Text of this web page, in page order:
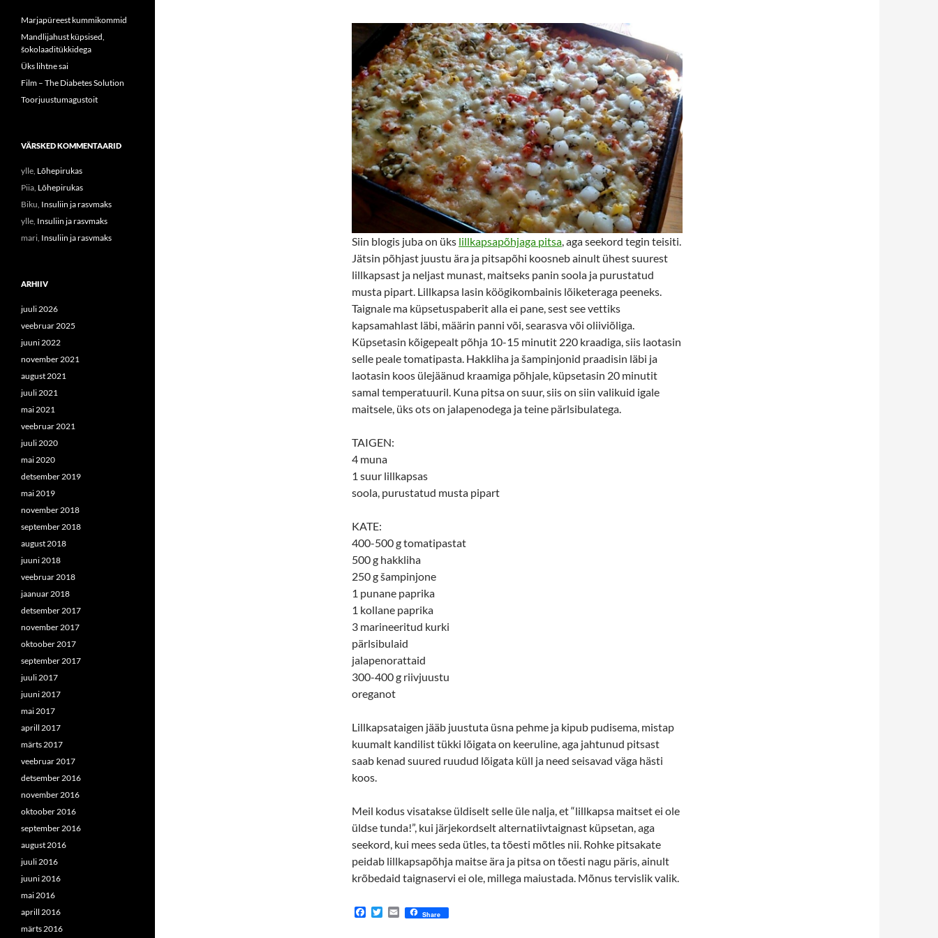
Siin blogis juba on üks lillkapsapõhjaga pitsa, aga seekord tegin teisiti.
Jätsin põhjast juustu ära ja pitsapõhi koosneb ainult ühest suurest
lillkapsast ja neljast munast, maitseks panin soola ja purustatud
musta pipart. Lillkapsa lasin köögikombainis lõiketeraga peeneks.
Taignale ma küpsetuspaberit alla ei pane, sest see vettiks
kapsamahlast läbi, määrin panni või, searasva või oliiviõliga.
Küpsetasin kõigepealt põhja 10-15 minutit 220 kraadiga, siis laotasin
selle peale tomatipasta. Hakkliha ja šampinjonid praadisin läbi ja
laotasin koos ülejäänud kraamiga põhjale, küpsetasin 20 minutit
samal temperatuuril. Kuna pitsa on suur, siis on siin valikuid igale
maitsele, üks ots on jalapenodega ja teine pärlsibulatega.
TAIGEN:
4 muna
1 suur lillkapsas
soola, purustatud musta pipart
KATE:
400-500 g tomatipastat
500 g hakkliha
250 g šampinjone
1 punane paprika
1 kollane paprika
3 marineeritud kurki
pärlsibulaid
jalapenorattaid
300-400 g riivjuustu
oreganot
Lillkapsataigen jääb juustuta üsna pehme ja kipub pudisema, mistap
kuumalt kandilist tükki lõigata on keeruline, aga jahtunud pitsast
saab kenad suured ruudud lõigata küll ja need seisavad väga hästi
koos.
Meil kodus visatakse üldiselt selle üle nalja, et “lillkapsa maitset ei ole
üldse tunda!”, kui järjekordselt alternatiivtaignast küpsetan, aga
seekord, kui mees seda ütles, ta tõesti mõtles nii. Rohke pitsakate
peidab lillkapsapõhja maitse ära ja pitsa on tõesti nagu päris, ainult
krõbedaid taignaservi ei ole, millega maiustada. Mõnus tervislik valik.
F
T
E
m
Share
Marjapüreest kummikommid
Mandlijahust küpsised,
šokolaaditükkidega
Üks lihtne sai
Film – The Diabetes Solution
Toorjuustumagustoit
VÄRSKED KOMMENTAARID
ylle, Lõhepirukas
Piia, Lõhepirukas
Biku, Insuliin ja rasvmaks
ylle, Insuliin ja rasvmaks
mari, Insuliin ja rasvmaks
ARHIIV
juuli 2026
veebruar 2025
juuni 2022
november 2021
august 2021
juuli 2021
mai 2021
veebruar 2021
juuli 2020
mai 2020
detsember 2019
mai 2019
november 2018
september 2018
august 2018
juuni 2018
veebruar 2018
jaanuar 2018
detsember 2017
november 2017
oktoober 2017
september 2017
juuli 2017
juuni 2017
mai 2017
aprill 2017
märts 2017
veebruar 2017
detsember 2016
november 2016
oktoober 2016
september 2016
august 2016
juuli 2016
juuni 2016
mai 2016
aprill 2016
märts 2016